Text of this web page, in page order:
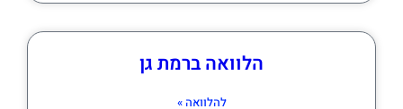
הלוואה ברמת גן
להלוואה »